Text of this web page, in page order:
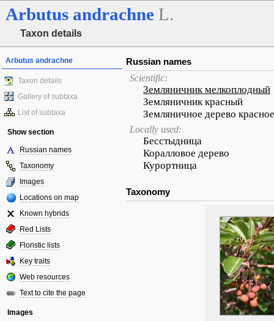
Arbutus andrachne L.
Taxon details
Arbutus andrachne
Taxon details
Gallery of subtaxa
List of subtaxa
Show section
Russian names
Taxonomy
Images
Locations on map
Known hybrids
Red Lists
Floristic lists
Key traits
Web resources
Text to cite the page
Images
Russian names
Scientific:
Земляничник мелкоплодный
Земляничник красный
Земляничное дерево красное
Locally used:
Бесстыдница
Коралловое дерево
Курортница
Taxonomy